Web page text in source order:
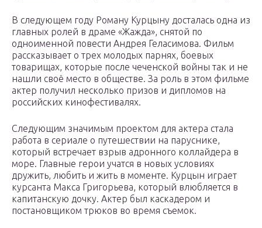
В следующем году Роману Курцыну досталась одна из
главных ролей в драме «Жажда», снятой по
одноименной повести Андрея Геласимова. Фильм
рассказывает о трех молодых парнях, боевых
товарищах, которые после чеченской войны так и не
нашли своё место в обществе. За роль в этом фильме
актер получил несколько призов и дипломов на
российских кинофестивалях.
Следующим значимым проектом для актера стала
работа в сериале о путешествии на паруснике,
который встречает взрыв адронного коллайдера в
море. Главные герои учатся в новых условиях
дружить, любить и жить в моменте. Курцын играет
курсанта Макса Григорьева, который влюбляется в
капитанскую дочку. Актер был каскадером и
постановщиком трюков во время съемок.